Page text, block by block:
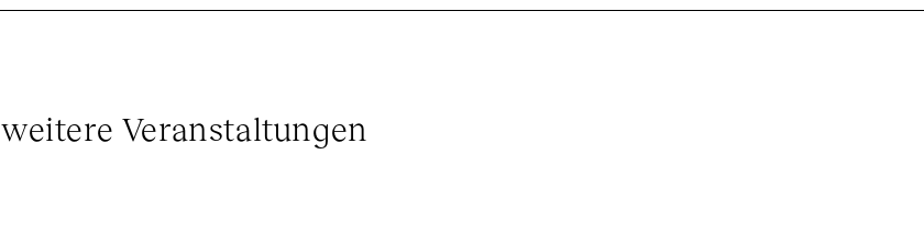
weitere Veranstaltungen